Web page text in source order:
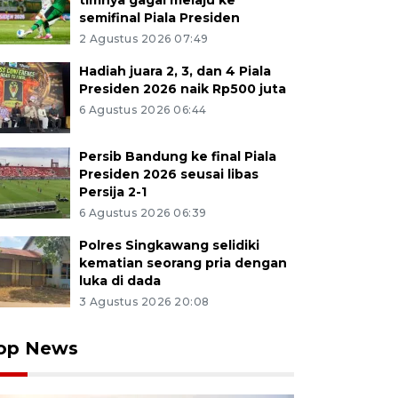
semifinal Piala Presiden
2 Agustus 2026 07:49
Hadiah juara 2, 3, dan 4 Piala
Presiden 2026 naik Rp500 juta
6 Agustus 2026 06:44
Persib Bandung ke final Piala
Presiden 2026 seusai libas
Persija 2-1
6 Agustus 2026 06:39
Polres Singkawang selidiki
kematian seorang pria dengan
luka di dada
3 Agustus 2026 20:08
News